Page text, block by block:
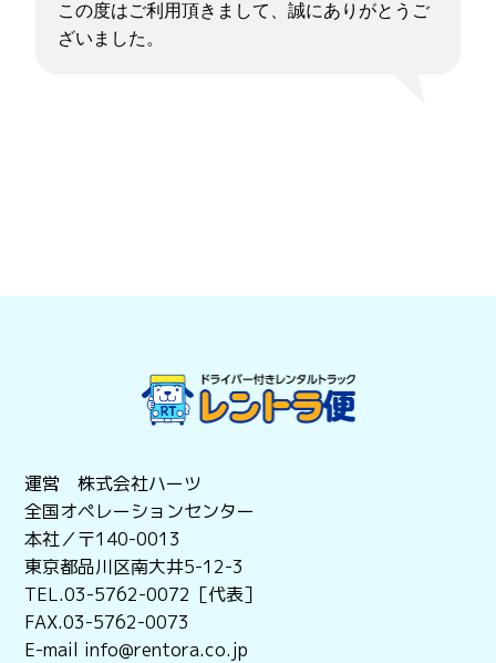
この度はご利用頂きまして、誠にありがとうご
ざいました。
運営 株式会社ハーツ
全国オペレーションセンター
本社／〒140-0013
東京都品川区南大井5-12-3
TEL.03-5762-0072［代表］
FAX.03-5762-0073
E-mail info@rentora.co.jp